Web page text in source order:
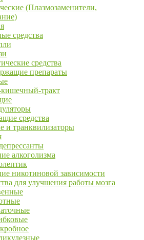
(Плазмозаменители,
средства
средства
препараты
тракт
средства
и транквилизаторы
алкоголизма
никотиновой зависимости
для улучшения работы мозга